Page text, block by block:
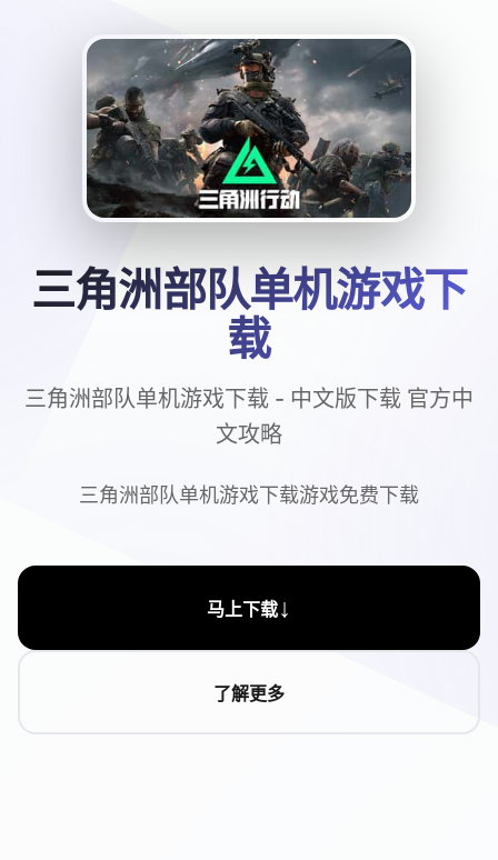
三角洲部队单机游戏下
载
三角洲部队单机游戏下载 - 中文版下载 官方中
文攻略
三角洲部队单机游戏下载游戏免费下载
马上下载↓
了解更多